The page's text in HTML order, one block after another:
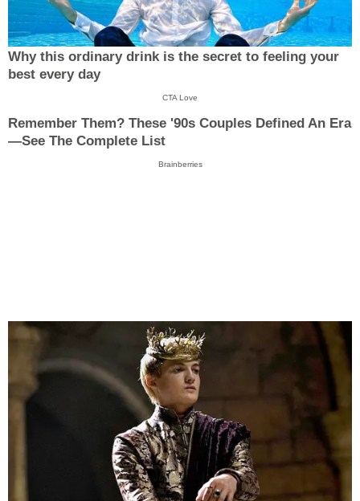
Why this ordinary drink is the secret to feeling your
best every day
CTA Love
Remember Them? These '90s Couples Defined An Era
—See The Complete List
Brainberries